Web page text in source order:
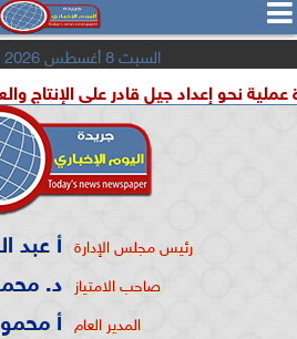
  
السبت 8 أغسطس 2026
جيل قادر على الإنتاج والعمل الحر
رئيس مجلس الإدارة أ عبد
صاحب الامتياز د.
المدير العام أ